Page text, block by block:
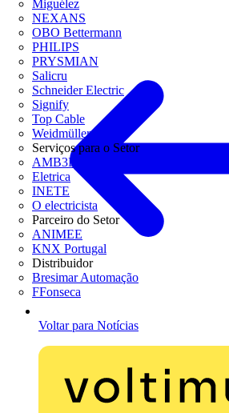
Miguélez
NEXANS
OBO Bettermann
PHILIPS
PRYSMIAN
Salicru
Schneider Electric
Signify
Top Cable
Weidmüller
Serviços para o Setor
AMB3E
Eletrica
INETE
O electricista
Parceiro do Setor
ANIMEE
KNX Portugal
Distribuidor
Bresimar Automação
FFonseca
Voltar para Notícias